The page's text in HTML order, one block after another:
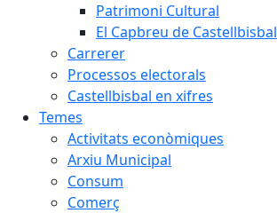
Patrimoni Cultural
El Capbreu de Castellbisbal
Carrerer
Processos electorals
Castellbisbal en xifres
Temes
Activitats econòmiques
Arxiu Municipal
Consum
Comerç